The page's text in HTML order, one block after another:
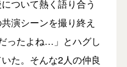
ついて熱く語り合う
演シーンを撮り終え
ったよね…」とハグし
た。そんな2人の仲良